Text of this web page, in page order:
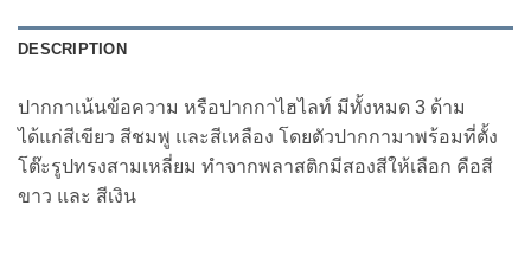
DESCRIPTION
ปากกาเน้นข้อความ หรือปากกาไฮไลท์ มีทั้งหมด 3 ด้าม
ได้แก่สีเขียว สีชมพู และสีเหลือง โดยตัวปากกามาพร้อมที่ตั้ง
โต๊ะรูปทรงสามเหลี่ยม ทำจากพลาสติกมีสองสีให้เลือก คือสี
ขาว และ สีเงิน